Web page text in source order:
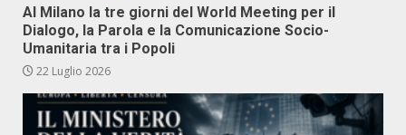
Al Milano la tre giorni del World Meeting per il
Dialogo, la Parola e la Comunicazione Socio-
Umanitaria tra i Popoli
22 Luglio 2026